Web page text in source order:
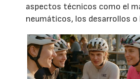
aspectos técnicos como el
neumáticos, los desarrollos o